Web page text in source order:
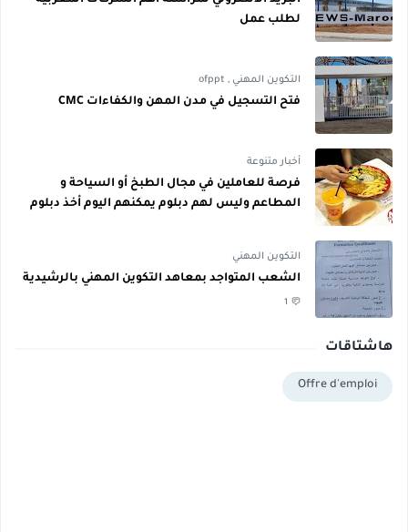
لطلب عمل
التكوين المهني ,
ofppt
فتح التسجيل في مدن المهن والكفاءات CMC
أخبار متنوعة
فرصة للعاملين في مجال الطبخ أو السياحة و
المطاعم وليس لهم دبلوم يمكنهم اليوم أخذ دبلوم
التكوين المهني
الشعب المتواجد بمعاهد التكوين المهني بالرشيدية
1
هاشتاقات
Offre d'emploi